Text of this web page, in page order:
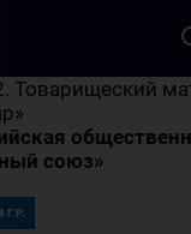
Товарищеский
союз»